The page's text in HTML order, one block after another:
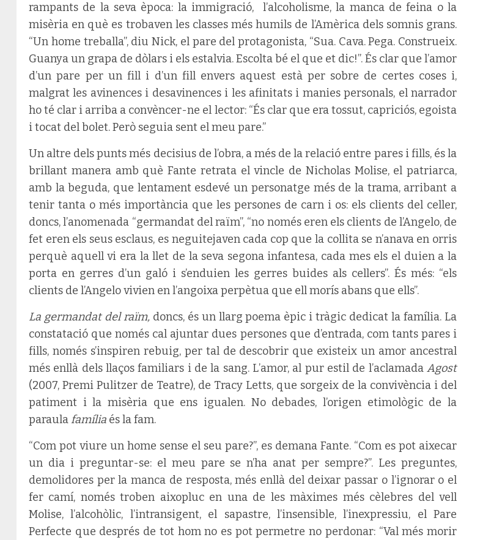
rampants de la seva època: la immigració, l’alcoholisme, la manca de feina o la
misèria en què es trobaven les classes més humils de l’Amèrica dels somnis grans.
“Un home treballa”, diu Nick, el pare del protagonista, “Sua. Cava. Pega. Construeix.
Guanya un grapa de dòlars i els estalvia. Escolta bé el que et dic!”. És clar que l’amor
d’un pare per un fill i d’un fill envers aquest està per sobre de certes coses i,
malgrat les avinences i desavinences i les afinitats i manies personals, el narrador
ho té clar i arriba a convèncer-ne el lector: “És clar que era tossut, capriciós, egoista
i tocat del bolet. Però seguia sent el meu pare.”
Un altre dels punts més decisius de l’obra, a més de la relació entre pares i fills, és la
brillant manera amb què Fante retrata el vincle de Nicholas Molise, el patriarca,
amb la beguda, que lentament esdevé un personatge més de la trama, arribant a
tenir tanta o més importància que les persones de carn i os: els clients del celler,
doncs, l’anomenada “germandat del raïm”, “no només eren els clients de l’Angelo, de
fet eren els seus esclaus, es neguitejaven cada cop que la collita se n’anava en orris
perquè aquell vi era la llet de la seva segona infantesa, cada mes els el duien a la
porta en gerres d’un galó i s’enduien les gerres buides als cellers”. És més: “els
clients de l’Angelo vivien en l’angoixa perpètua que ell morís abans que ells”.
La germandat del raïm, doncs, és un llarg poema èpic i tràgic dedicat la família. La
constatació que només cal ajuntar dues persones que d’entrada, com tants pares i
fills, només s’inspiren rebuig, per tal de descobrir que existeix un amor ancestral
més enllà dels llaços familiars i de la sang. L’amor, al pur estil de l’aclamada Agost
(2007, Premi Pulitzer de Teatre), de Tracy Letts, que sorgeix de la convivència i del
patiment i la misèria que ens igualen. No debades, l’origen etimològic de la
paraulafamília és la fam.
“Com pot viure un home sense el seu pare?”, es demana Fante. “Com es pot aixecar
un dia i preguntar-se: el meu pare se n’ha anat per sempre?”. Les preguntes,
demolidores per la manca de resposta, més enllà del deixar passar o l’ignorar o el
fer camí, només troben aixopluc en una de les màximes més cèlebres del vell
Molise, l’alcohòlic, l’intransigent, el sapastre, l’insensible, l’inexpressiu, el Pare
Perfecte que després de tot hom no es pot permetre no perdonar: “Val més morir